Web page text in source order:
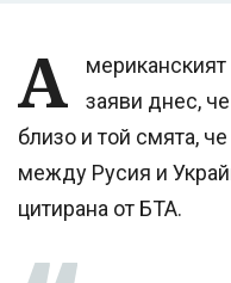
А
заяви днес,
близо и той смята,
между Русия и
цитирана от БТА.